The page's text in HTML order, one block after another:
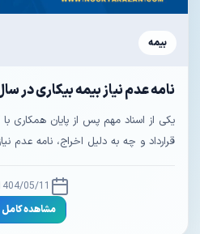
بیمه
نامه عدم نیاز بیمه بیکاری در سال
یکی از اسناد مهم پس از پایان همکاری
قرارداد و چه به دلیل اخراج، نامه عدم
05/11 08:21
مشاهده کامل